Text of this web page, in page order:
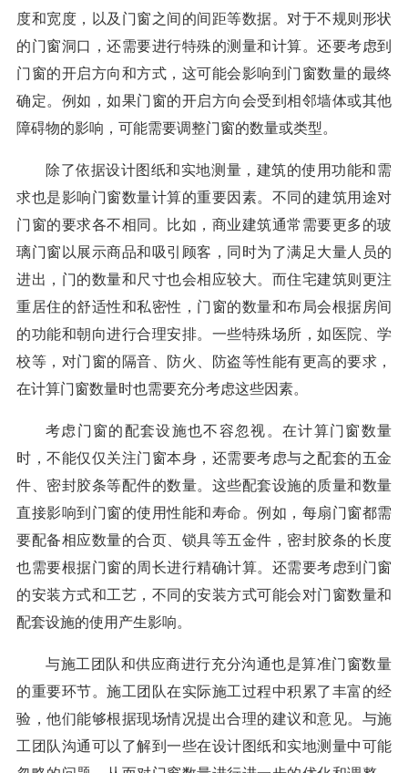
度和宽度，以及门窗之间的间距等数据。对于不规则形状
的门窗洞口，还需要进行特殊的测量和计算。还要考虑到
门窗的开启方向和方式，这可能会影响到门窗数量的最终
确定。例如，如果门窗的开启方向会受到相邻墙体或其他
障碍物的影响，可能需要调整门窗的数量或类型。
除了依据设计图纸和实地测量，建筑的使用功能和需
求也是影响门窗数量计算的重要因素。不同的建筑用途对
门窗的要求各不相同。比如，商业建筑通常需要更多的玻
璃门窗以展示商品和吸引顾客，同时为了满足大量人员的
进出，门的数量和尺寸也会相应较大。而住宅建筑则更注
重居住的舒适性和私密性，门窗的数量和布局会根据房间
的功能和朝向进行合理安排。一些特殊场所，如医院、学
校等，对门窗的隔音、防火、防盗等性能有更高的要求，
在计算门窗数量时也需要充分考虑这些因素。
考虑门窗的配套设施也不容忽视。在计算门窗数量
时，不能仅仅关注门窗本身，还需要考虑与之配套的五金
件、密封胶条等配件的数量。这些配套设施的质量和数量
直接影响到门窗的使用性能和寿命。例如，每扇门窗都需
要配备相应数量的合页、锁具等五金件，密封胶条的长度
也需要根据门窗的周长进行精确计算。还需要考虑到门窗
的安装方式和工艺，不同的安装方式可能会对门窗数量和
配套设施的使用产生影响。
与施工团队和供应商进行充分沟通也是算准门窗数量
的重要环节。施工团队在实际施工过程中积累了丰富的经
验，他们能够根据现场情况提出合理的建议和意见。与施
工团队沟通可以了解到一些在设计图纸和实地测量中可能